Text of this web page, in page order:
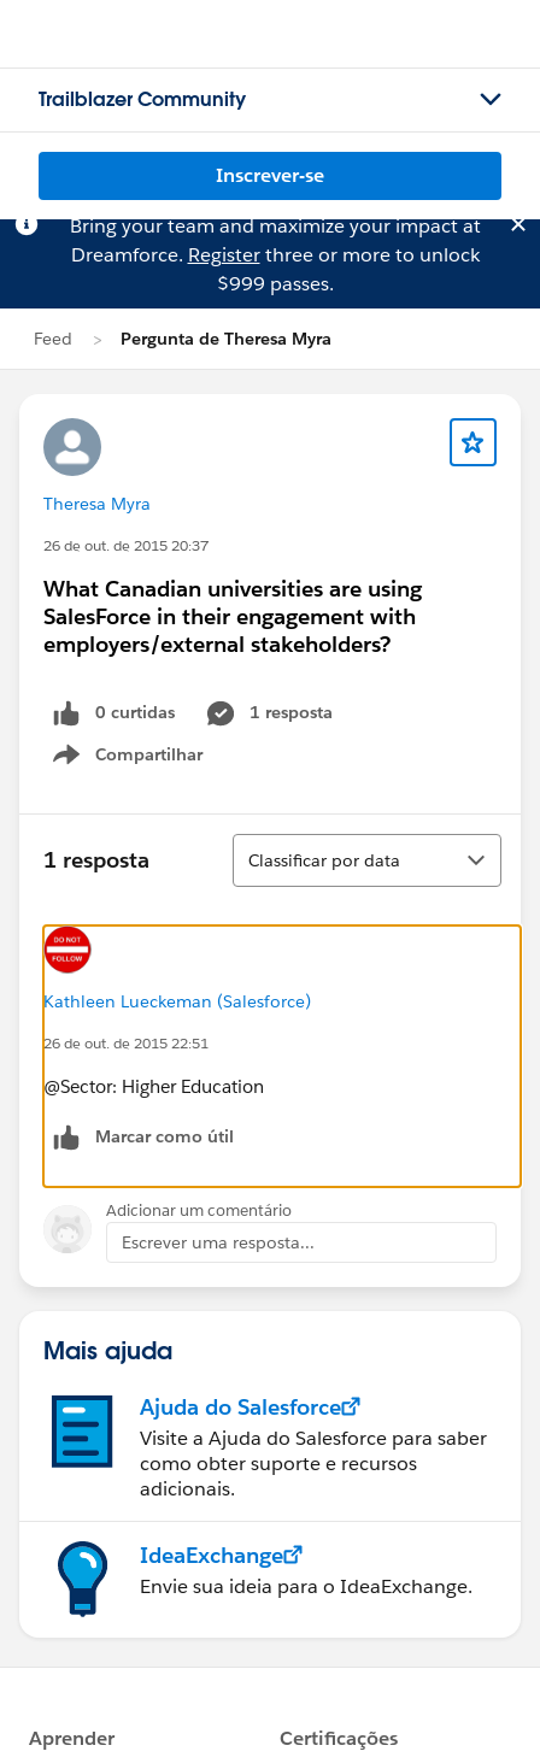
Trailblazer Community
Inscrever-se
Bring your team and maximize your impact at
Dreamforce. Registerthree or more to unlock
$999 passes.
Feed Pergunta de Theresa Myra
Theresa Myra
26 de out. de 2015 20:37
What Canadian universities are using
SalesForce in their engagement with
employers/external stakeholders?
0 curtidas
1 resposta
Compartilhar
Show menu
1 resposta
Classificar
Classificar por data
Kathleen Lueckeman (Salesforce)
26 de out. de 2015 22:51
@Sector: Higher Education
Marcar como útil
Adicionar um comentário
Escrever uma resposta...
Mais ajuda
Ajuda do Salesforce
Visite a Ajuda do Salesforce para saber
como obter suporte e recursos
adicionais.
IdeaExchange
Envie sua ideia para o IdeaExchange.